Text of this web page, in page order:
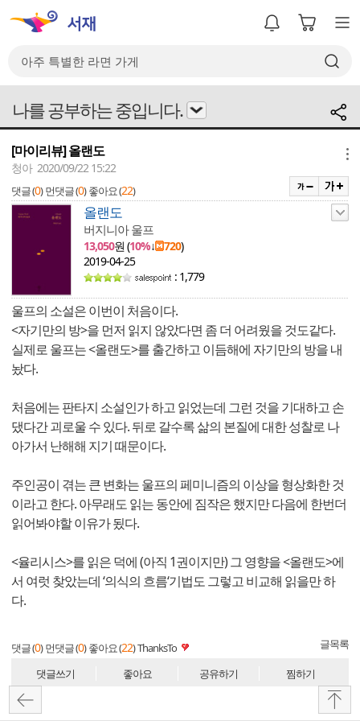
나를 공부하는 중입니다.
[마이리뷰] 올랜도
청아 2020/09/22 15:22
댓글 (0) 먼댓글 (0) 좋아요 (22)
올랜도
버지니아 울프
13,050원 (10%↓ 720)
2019-04-25
: 1,779
울프의 소설은 이번이 처음이다.
<자기만의 방>을 먼저 읽지 않았다면 좀 더 어려웠을 것도같다.
실제로 울프는 <올랜도>를 출간하고 이듬해에 자기만의 방을 내
놨다.
처음에는 판타지 소설인가 하고 읽었는데 그런 것을 기대하고 손
댔다간 괴로울 수 있다. 뒤로 갈수록 삶의 본질에 대한 성찰로 나
아가서 난해해 지기 때문이다.
주인공이 겪는 큰 변화는 울프의 페미니즘의 이상을 형상화한 것
이라고 한다. 아무래도 읽는 동안에 짐작은 했지만 다음에 한번더
읽어봐야할 이유가 됬다.
<율리시스>를 읽은 덕에 (아직 1권이지만) 그 영향을 <올랜도>에
서 여럿 찾았는데 ‘의식의 흐름‘기법도 그렇고 비교해 읽을만 하
다.
댓글 (0) 먼댓글 (0) 좋아요 (22)ThanksTo 글목록
댓글쓰기 좋아요 공유하기 찜하기